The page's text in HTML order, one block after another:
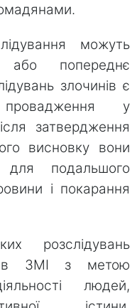
можуть
або попереднє
злочинів є
у
затвердження
висновку вони
подальшого
і покарання
розслідувань
в ЗМІ з метою
людей,